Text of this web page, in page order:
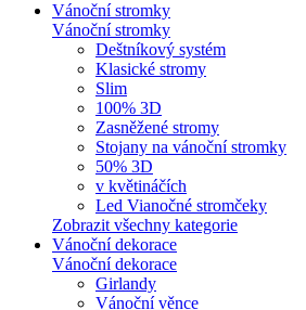
Vánoční stromky
Vánoční stromky
Deštníkový systém
Klasické stromy
Slim
100% 3D
Zasněžené stromy
Stojany na vánoční stromky
50% 3D
v květináčích
Led Vianočné stromčeky
Zobrazit všechny kategorie
Vánoční dekorace
Vánoční dekorace
Girlandy
Vánoční věnce